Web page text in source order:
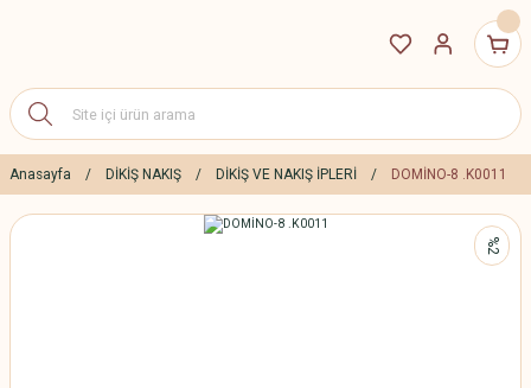
Anasayfa DİKİŞ NAKIŞ DİKİŞ VE NAKIŞ İPLERİ DOMİNO-8 .K0011
%2